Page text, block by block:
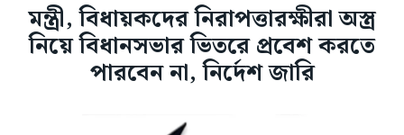
মন্ত্রী, বিধায়কদের নিরাপত্তারক্ষীরা অস্ত্র
নিয়ে বিধানসভার ভিতরে প্রবেশ করতে
পারবেন না, নির্দেশ জারি